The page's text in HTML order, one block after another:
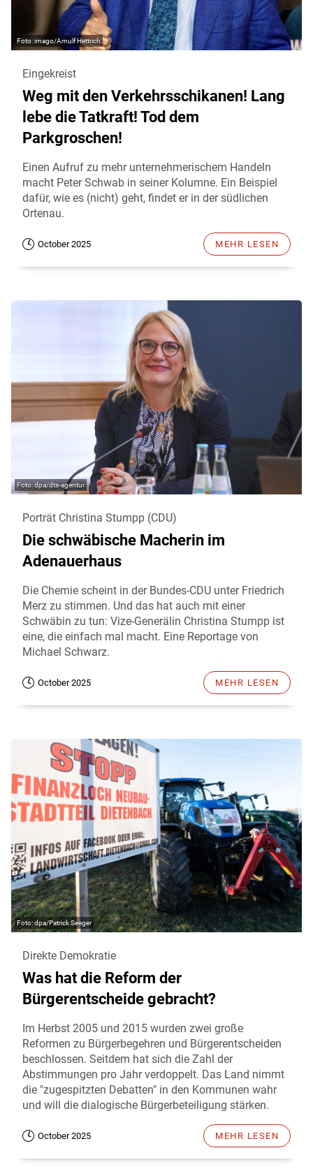
imago/Arnulf Hettrich
Eingekreist
Weg mit den Verkehrsschikanen! Lang
lebe die Tatkraft! Tod dem
Parkgroschen!
Einen Aufruf zu mehr unternehmerischem Handeln
macht Peter Schwab in seiner Kolumne. Ein Beispiel
dafür, wie es (nicht) geht, findet er in der südlichen
Ortenau.
October 2025 MEHR LESEN
dpa/dts-agentur
Porträt Christina Stumpp (CDU)
Die schwäbische Macherin im
Adenauerhaus
Die Chemie scheint in der Bundes-CDU unter Friedrich
Merz zu stimmen. Und das hat auch mit einer
Schwäbin zu tun: Vize-Generälin Christina Stumpp ist
eine, die einfach mal macht. Eine Reportage von
Michael Schwarz.
October 2025 MEHR LESEN
dpa/Patrick Seeger
Direkte Demokratie
Was hat die Reform der
Bürgerentscheide gebracht?
Im Herbst 2005 und 2015 wurden zwei große
Reformen zu Bürgerbegehren und Bürgerentscheiden
beschlossen. Seitdem hat sich die Zahl der
Abstimmungen pro Jahr verdoppelt. Das Land nimmt
die "zugespitzten Debatten" in den Kommunen wahr
und will die dialogische Bürgerbeteiligung stärken.
October 2025 MEHR LESEN